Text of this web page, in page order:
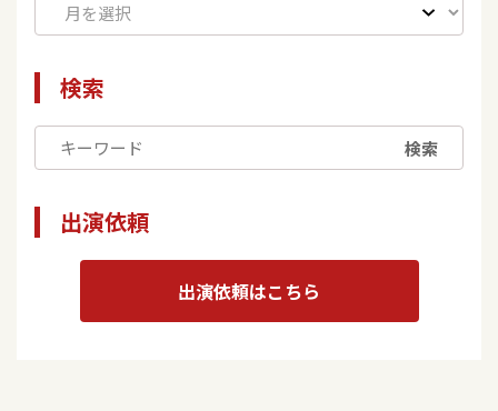
検索
検索
出演依頼
出演依頼はこちら